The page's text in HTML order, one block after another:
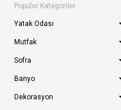
Popüler Kategoriler
Yatak Odası
Mutfak
Sofra
Banyo
Dekorasyon